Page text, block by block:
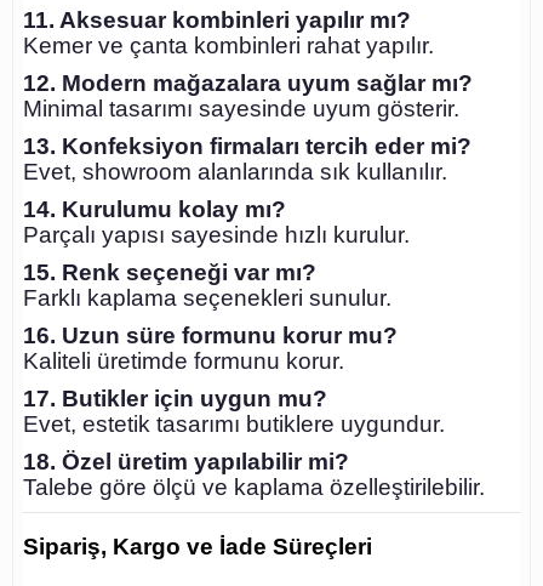
11. Aksesuar kombinleri yapılır mı?
Kemer ve çanta kombinleri rahat yapılır.
12. Modern mağazalara uyum sağlar mı?
Minimal tasarımı sayesinde uyum gösterir.
13. Konfeksiyon firmaları tercih eder mi?
Evet, showroom alanlarında sık kullanılır.
14. Kurulumu kolay mı?
Parçalı yapısı sayesinde hızlı kurulur.
15. Renk seçeneği var mı?
Farklı kaplama seçenekleri sunulur.
16. Uzun süre formunu korur mu?
Kaliteli üretimde formunu korur.
17. Butikler için uygun mu?
Evet, estetik tasarımı butiklere uygundur.
18. Özel üretim yapılabilir mi?
Talebe göre ölçü ve kaplama özelleştirilebilir.
Sipariş, Kargo ve İade Süreçleri